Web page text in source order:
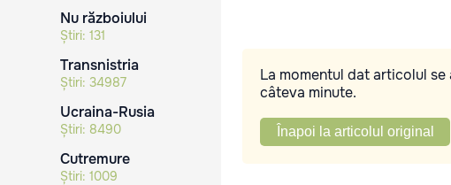
Nu războiului
Știri: 131
Transnistria
Știri: 34987
Ucraina-Rusia
Știri: 8490
Cutremure
Știri: 1009
La momentul dat articolul
câteva minute.
Înapoi la articolul original